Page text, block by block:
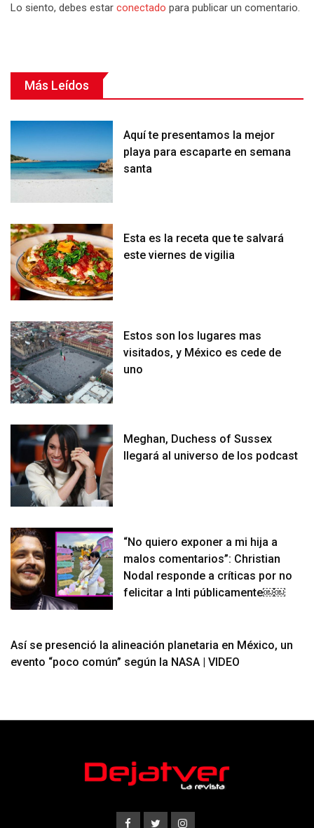
Lo siento, debes estar conectado para publicar un comentario.
Más Leídos
Aquí te presentamos la mejor
playa para escaparte en semana
santa
Esta es la receta que te salvará
este viernes de vigilia
Estos son los lugares mas
visitados, y México es cede de
uno
Meghan, Duchess of Sussex
llegará al universo de los podcast
“No quiero exponer a mi hija a
malos comentarios”: Christian
Nodal responde a críticas por no
felicitar a Inti públicamente￼￼
Así se presenció la alineación planetaria en México, un
evento “poco común” según la NASA | VIDEO